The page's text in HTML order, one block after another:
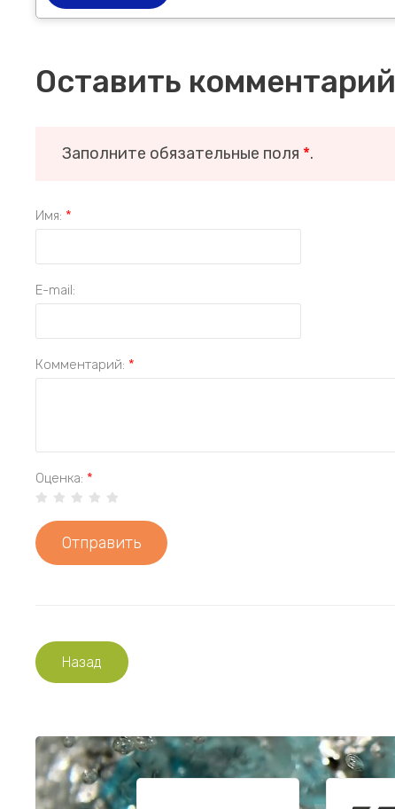
Оставить комментарий
Заполните обязательные поля *.
Имя: *
E-mail:
Комментарий: *
Оценка: *
Отправить
Назад